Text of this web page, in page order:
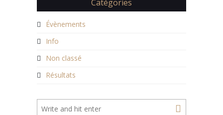
Catégories
Évènements
Info
Non classé
Résultats